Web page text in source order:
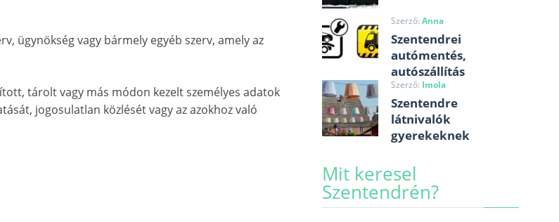
ügynökség vagy bármely egyéb szerv, amely az
tárolt vagy más módon kezelt személyes adatok
jogosulatlan közlését vagy az azokhoz való
Szerző: Anna
Szentendrei
autómentés,
autószállítás
Szerző: Imola
Szentendre
látnivalók
gyerekeknek
Mit keresel
Szentendrén?